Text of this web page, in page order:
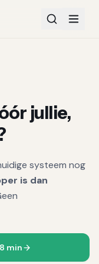
jullie,
systeem nog
is dan
min